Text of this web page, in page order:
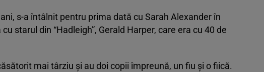
s-a întâlnit pentru prima dată cu Sarah Alexander în
starul din “Hadleigh”, Gerald Harper, care era cu 40 de
mai târziu și au doi copii împreună, un fiu și o fiică.